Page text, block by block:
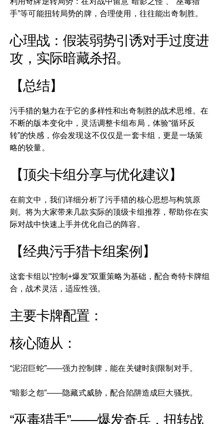
手”等可能扭转局势的牌，合理使用，往往能出奇制胜。
心理战：假装弱势引诱对手过度进
攻，实际暗藏杀招。
【总结】
污手猎的魅力在于它的多样性和出奇制胜的战术思维。在
不断的版本变化中，灵活调整卡组布局，体验“循环反
转”的快感，你会发现这不仅仅是一套卡组，更是一场策
略的较量。
【顶尖卡组分享与优化建议】
在前文中，我们详细分析了污手猎的核心思想与构筑原
则。将为大家带来几款实际的顶级卡组推荐，帮助你在实
际对战中快速上手并优化自己的阵容。
【经典污手猎卡组案例】
这套卡组以“控制+爆发”双重策略为基础，配合奇特卡牌组
合，战术灵活，适应性强。
主要卡牌配置：
核心随从：
“泥沼巨蛇”——强力控制牌，能在关键时刻限制对手。
“暗影之怨”——隐藏式威胁，配合陷阱造成巨大骚扰。
“巫毒猎手”——爆发奇兵，扭转战